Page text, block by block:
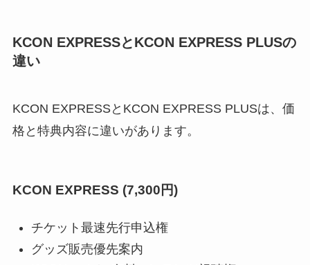
KCON EXPRESSとKCON EXPRESS PLUSの
違い
KCON EXPRESSとKCON EXPRESS PLUSは、価
格と特典内容に違いがあります。
KCON EXPRESS (7,300円)
チケット最速先行申込権
グッズ販売優先案内